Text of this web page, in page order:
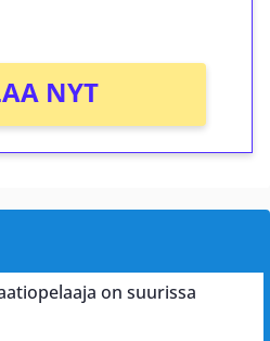
NYT
on suurissa